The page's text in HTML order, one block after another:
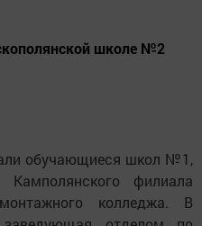
школе №2
обучающиеся школ №1,
филиала
колледжа. В